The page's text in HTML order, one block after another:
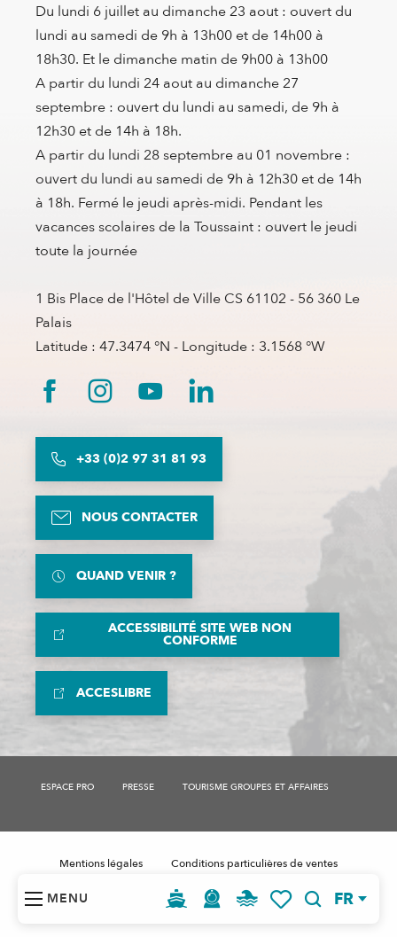
MENU FR
Du lundi 6 juillet au dimanche 23 aout : ouvert du
lundi au samedi de 9h à 13h00 et de 14h00 à
18h30. Et le dimanche matin de 9h00 à 13h00
A partir du lundi 24 aout au dimanche 27
septembre : ouvert du lundi au samedi, de 9h à
12h30 et de 14h à 18h.
A partir du lundi 28 septembre au 01 novembre :
ouvert du lundi au samedi de 9h à 12h30 et de 14h
à 18h. Fermé le jeudi après-midi. Pendant les
vacances scolaires de la Toussaint : ouvert le jeudi
toute la journée
1 Bis Place de l'Hôtel de Ville CS 61102 - 56 360 Le
Palais
Latitude : 47.3474 °N - Longitude : 3.1568 °W
+33 (0)2 97 31 81 93
NOUS CONTACTER
QUAND VENIR ?
ACCESSIBILITÉ SITE WEB NON
CONFORME
ACCESLIBRE
ESPACE PRO PRESSE TOURISME GROUPES ET AFFAIRES
Mentions légales
Conditions particulières de ventes
Données personnelles RGPD
Gestion des cookies